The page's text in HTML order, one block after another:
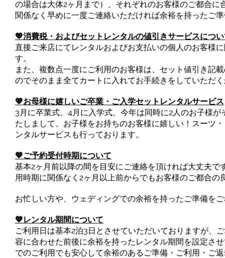
の場合は大体2ヶ月まで）、それぞれのお客様のご都合
関係なく早めに一度ご連絡いただければ余裕を持ったご
💖消費税・およびセットレンタルの値引きサービスにつ
直接ご来店にてレンタルおよびお支払いの個人のお客様
す。
また、複数点一度にご利用のお客様は、セット値引き記
のでそのまま全てカートに入れてお手続きをしていただ
💖お母様に嬉しいご卒業・ご入学セットレンタルサービス
3月に卒業式、4月に入学式、今年は同時に2人のお子様
たしまして、お子様をお持ちのお客様に嬉しい！スーツ
ンタルサービスも行っております。
💖ご予約受付時期について
基本2ヶ月前以降の間を目安にご連絡を頂ければ大丈夫
用時期に関係なく2ヶ月以上前からでもお客様のご都合
お忙しい方や、ウェディングでの余裕を持ったご準備を
💖レンタル期間について
ご利用日は基本2泊3日とさせていただいておりますが、
容に合わせた前後に余裕を持ったレンタル期間を設定さ
でのご利用でも安心して余裕のあるご準備・ご利用・ご